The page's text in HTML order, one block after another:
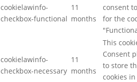
cookielawinfo-
checkbox-functional
11
months
consent
for the
cookielawinfo-
checkbox-necessary
11
months
This
Consent
to store
cookies